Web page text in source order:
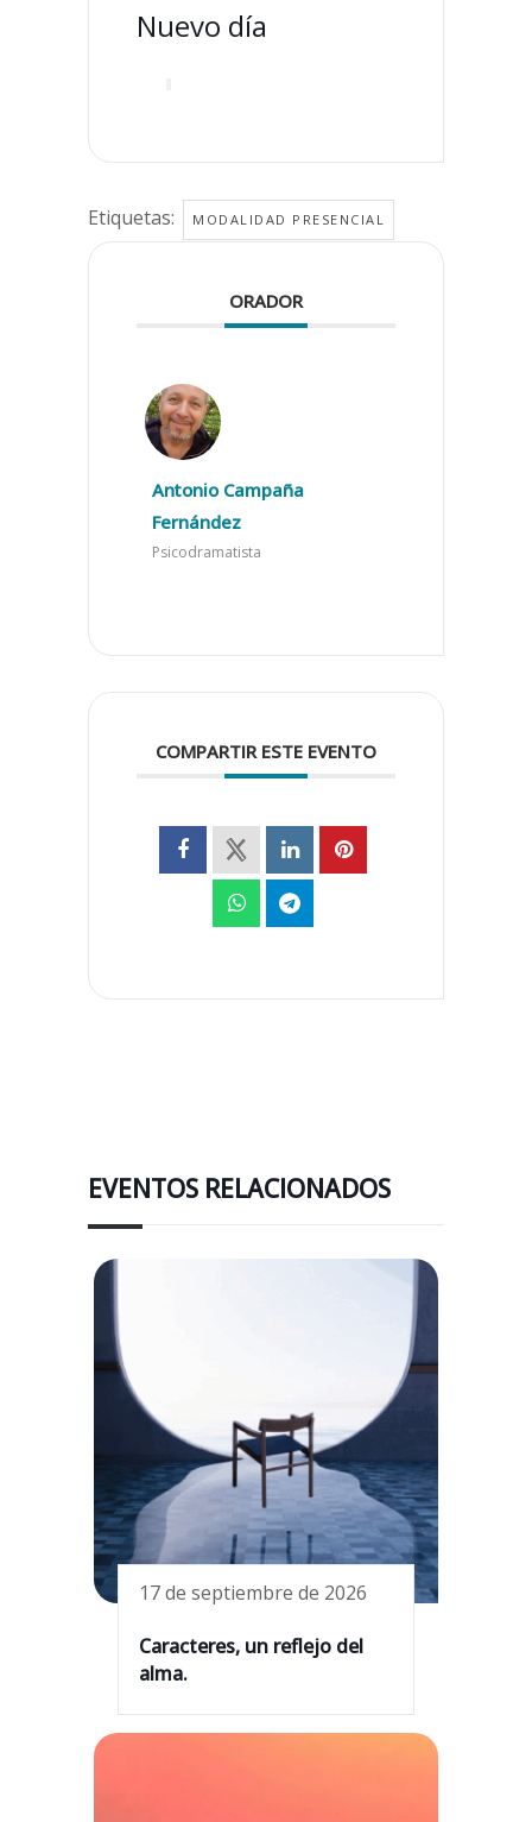
Nuevo día
Etiquetas: MODALIDAD PRESENCIAL
ORADOR
Antonio Campaña
Fernández
Psicodramatista
COMPARTIR ESTE EVENTO
EVENTOS RELACIONADOS
17 de septiembre de 2026
Caracteres, un reflejo del
alma.